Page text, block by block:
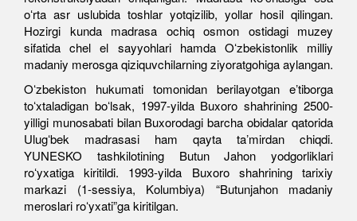
oʻrta asr uslubida toshlar yotqizilib, yollar hosil qilingan.
Hozirgi kunda madrasa ochiq osmon ostidagi muzey
sifatida chel el sayyohlari hamda Oʻzbekistonlik milliy
madaniy merosga qiziquvchilarning ziyoratgohiga aylangan.
Oʻzbekiston hukumati tomonidan berilayotgan eʼtiborga
toʻxtaladigan boʻlsak, 1997-yilda Buxoro shahrining 2500-
yilligi munosabati bilan Buxorodagi barcha obidalar qatorida
Ulugʻbek madrasasi ham qayta taʼmirdan chiqdi.
YUNESKO tashkilotining Butun Jahon yodgorliklari
roʻyxatiga kiritildi. 1993-yilda Buxoro shahrining tarixiy
markazi (1-sessiya, Kolumbiya) “Butunjahon madaniy
meroslari roʻyxati”ga kiritilgan.